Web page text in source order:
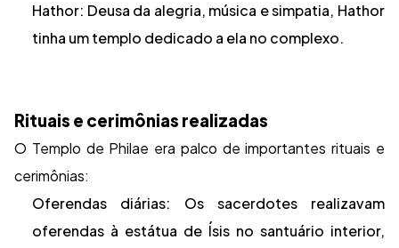
Hathor: Deusa da alegria, música e simpatia, Hathor
tinha um templo dedicado a ela no complexo.
Rituais e cerimônias realizadas
O Templo de Philae era palco de importantes rituais e
cerimônias:
Oferendas diárias: Os sacerdotes realizavam
oferendas à estátua de Ísis no santuário interior,